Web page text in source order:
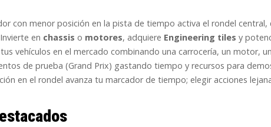
con menor posición en la pista de tiempo activa el rondel
en chassis o motores, adquiere Engineering tiles y
tus vehículos en el mercado combinando una carrocería, un
de prueba (Grand Prix) gastando tiempo y recursos para
en el rondel avanza tu marcador de tiempo; elegir acciones